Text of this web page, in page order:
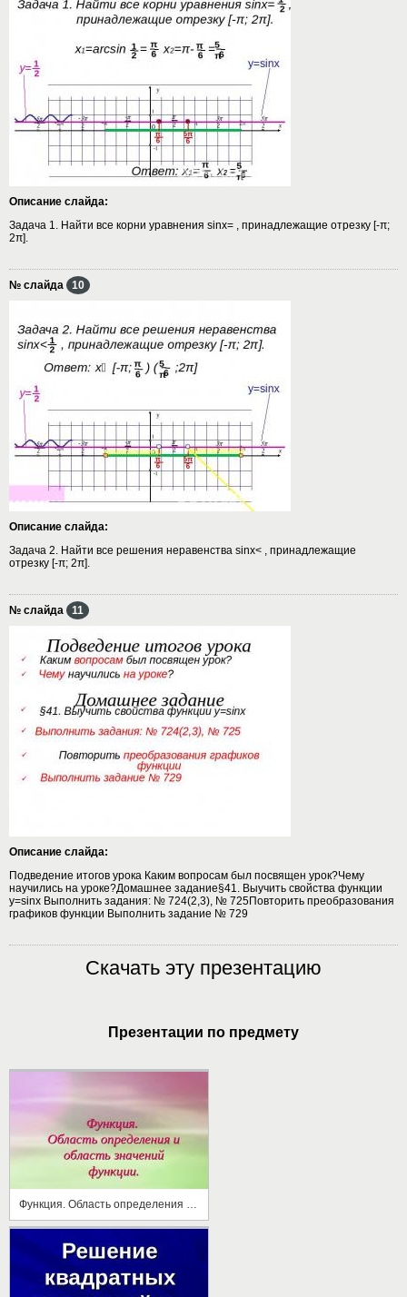
Описание слайда:
Задача 1. Найти все корни уравнения sinx= , принадлежащие отрезку [-π;
2π].
№ слайда 10
Описание слайда:
Задача 2. Найти все решения неравенства sinx< , принадлежащие
отрезку [-π; 2π].
№ слайда 11
Описание слайда:
Подведение итогов урока Каким вопросам был посвящен урок?Чему
научились на уроке?Домашнее задание§41. Выучить свойства функции
у=sinx Выполнить задания: № 724(2,3), № 725Повторить преобразования
графиков функции Выполнить задание № 729
Скачать эту презентацию
Презентации по предмету